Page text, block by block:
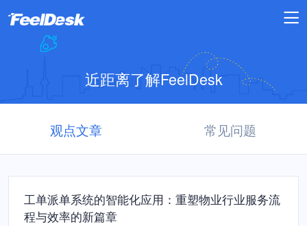
近距离了解FeelDesk
观点文章 常见问题
工单派单系统的智能化应用：重塑物业行业服务流
程与效率的新篇章